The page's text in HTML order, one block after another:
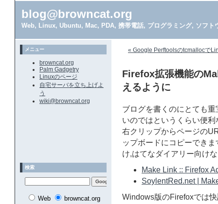
blog@browncat.org
Web, Linux, Ubuntu, Mac, PDA, 携帯電話, プログラミング, ソフト
« Google Perftoolsのtcmallocで
Firefox拡張機能の
えるように
ブログを書くのにとても
いのではというくらい便
右クリップからページの
ップボードにコピーでき
け,はてなダイアリー向け
Make Link :: Firefox
SoylentRed.net |
Windows版のFirefoxでは
メニュー
browncat.org
Palm Gadgetry
Linuxのページ
自宅サーバを立ち上げよ
う
wiki@browncat.org
検索
Web browncat.org